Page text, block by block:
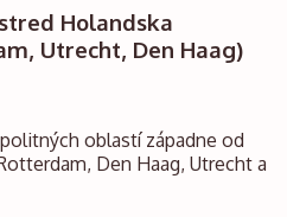
Holandska
Utrecht, Den Haag)
oblastí západne od
Den Haag, Utrecht a